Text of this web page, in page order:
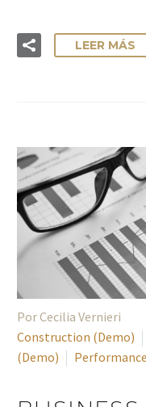
LEER MÁS
Por Cecilia Vernieri
Construction (Demo)
(Demo)